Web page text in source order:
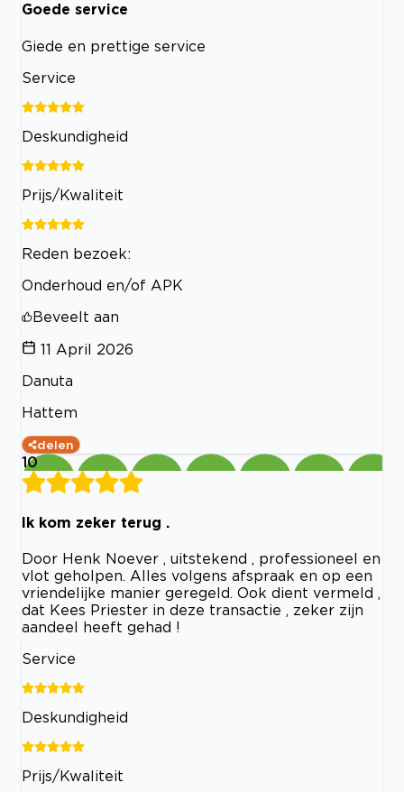
Goede service
Giede en prettige service
Service
Deskundigheid
Prijs/Kwaliteit
Reden bezoek:
Onderhoud en/of APK
Beveelt aan
11 April 2026
Danuta
Hattem
delen
10
Ik kom zeker terug .
Door Henk Noever , uitstekend , professioneel en
vlot geholpen. Alles volgens afspraak en op een
vriendelijke manier geregeld. Ook dient vermeld ,
dat Kees Priester in deze transactie , zeker zijn
aandeel heeft gehad !
Service
Deskundigheid
Prijs/Kwaliteit